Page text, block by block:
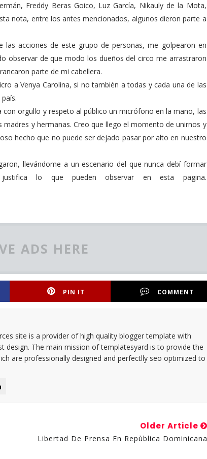
Freddy Beras Goico, Luz García, Nikauly de la Mota,
nota, entre los antes mencionados, algunos dieron parte a
acciones de este grupo de personas, me golpearon en
observar de que modo los dueños del circo me arrastraron
parte de mi cabellera.
a Venya Carolina, si no también a todas y cada una de las
orgullo y respeto al público un micrófono en la mano, las
y hermanas. Creo que llego el momento de unirnos y
hecho que no puede ser dejado pasar por alto en nuestro
llevándome a un escenario del que nunca debí formar
lo que pueden observar en esta pagina.
ADS HERE
PIN IT COMMENT
site is a provider of high quality blogger template with
design. The main mission of templatesyard is to provide the
are professionally designed and perfectlly seo optimized to
Older Article
Libertad De Prensa En Repùblica Dominicana